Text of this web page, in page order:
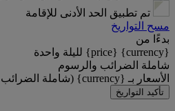
تم تطبيق الحد الأدنى للإقامة
مسح التواريخ
بدءًا من
{currency} {price} لليلة واحدة
شاملة الضرائب والرسوم
الأسعار بـ {currency} (شاملة الضرائب والرسوم)
تأكيد التواريخ